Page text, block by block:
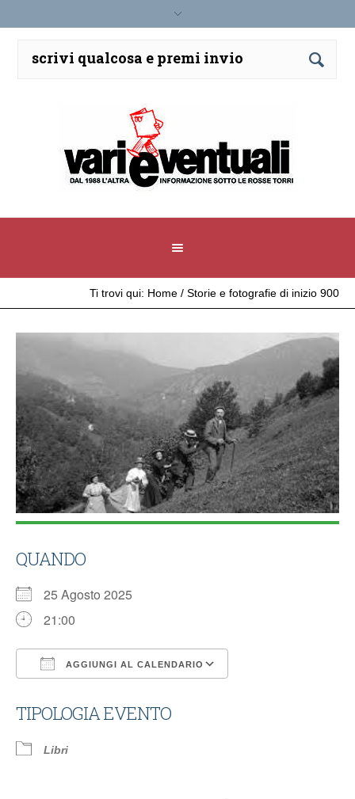
Ti trovi qui: Home / Storie e fotografie di inizio 900
QUANDO
25 Agosto 2025
21:00
AGGIUNGI AL CALENDARIO
TIPOLOGIA EVENTO
Libri